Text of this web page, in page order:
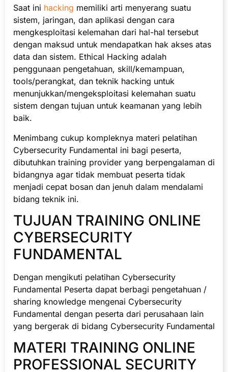
Saat ini hacking memiliki arti menyerang suatu
sistem, jaringan, dan aplikasi dengan cara
mengkesploitasi kelemahan dari hal-hal tersebut
dengan maksud untuk mendapatkan hak akses atas
data dan sistem. Ethical Hacking adalah
penggunaan pengetahuan, skill/kemampuan,
tools/perangkat, dan teknik hacking untuk
menunjukkan/mengeksploitasi kelemahan suatu
sistem dengan tujuan untuk keamanan yang lebih
baik.
Menimbang cukup kompleknya materi pelatihan
Cybersecurity Fundamental ini bagi peserta,
dibutuhkan training provider yang berpengalaman di
bidangnya agar tidak membuat peserta tidak
menjadi cepat bosan dan jenuh dalam mendalami
bidang teknik ini.
TUJUAN TRAINING ONLINE
CYBERSECURITY
FUNDAMENTAL
Dengan mengikuti pelatihan Cybersecurity
Fundamental Peserta dapat berbagi pengetahuan /
sharing knowledge mengenai Cybersecurity
Fundamental dengan peserta dari perusahaan lain
yang bergerak di bidang Cybersecurity Fundamental
MATERI TRAINING ONLINE
PROFESSIONAL SECURITY